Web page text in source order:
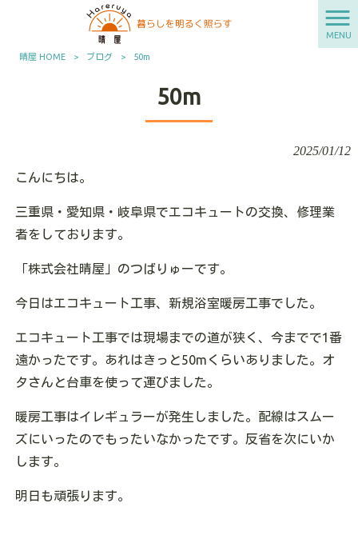
MENU
晴屋 HOME > ブログ > 50m
50m
2025/01/12
こんにちは。
三重県・愛知県・岐阜県でエコキュートの交換、修理業
者をしております。
「株式会社晴屋」のつばりゅーです。
今日はエコキュート工事、新規浴室暖房工事でした。
エコキュート工事では現場までの道が狭く、今までで1番
遠かったです。あれはきっと50mくらいありました。オ
タさんと台車を使って運びました。
暖房工事はイレギュラーが発生しました。配線はスムー
ズにいったのでもったいなかったです。反省を次にいか
します。
明日も頑張ります。